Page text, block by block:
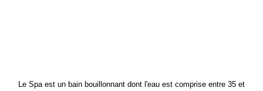
Le Spa est un bain bouillonnant dont l'eau est comprise entre 35 et